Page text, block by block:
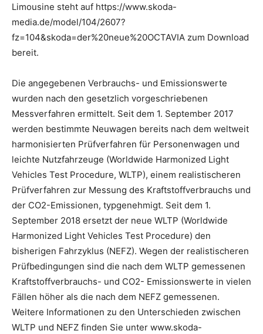
Limousine steht auf https://www.skoda-
media.de/model/104/2607?
fz=104&skoda=der%20neue%20OCTAVIA zum Download
bereit.
Die angegebenen Verbrauchs- und Emissionswerte
wurden nach den gesetzlich vorgeschriebenen
Messverfahren ermittelt. Seit dem 1. September 2017
werden bestimmte Neuwagen bereits nach dem weltweit
harmonisierten Prüfverfahren für Personenwagen und
leichte Nutzfahrzeuge (Worldwide Harmonized Light
Vehicles Test Procedure, WLTP), einem realistischeren
Prüfverfahren zur Messung des Kraftstoffverbrauchs und
der CO2-Emissionen, typgenehmigt. Seit dem 1.
September 2018 ersetzt der neue WLTP (Worldwide
Harmonized Light Vehicles Test Procedure) den
bisherigen Fahrzyklus (NEFZ). Wegen der realistischeren
Prüfbedingungen sind die nach dem WLTP gemessenen
Kraftstoffverbrauchs- und CO2- Emissionswerte in vielen
Fällen höher als die nach dem NEFZ gemessenen.
Weitere Informationen zu den Unterschieden zwischen
WLTP und NEFZ finden Sie unter www.skoda-